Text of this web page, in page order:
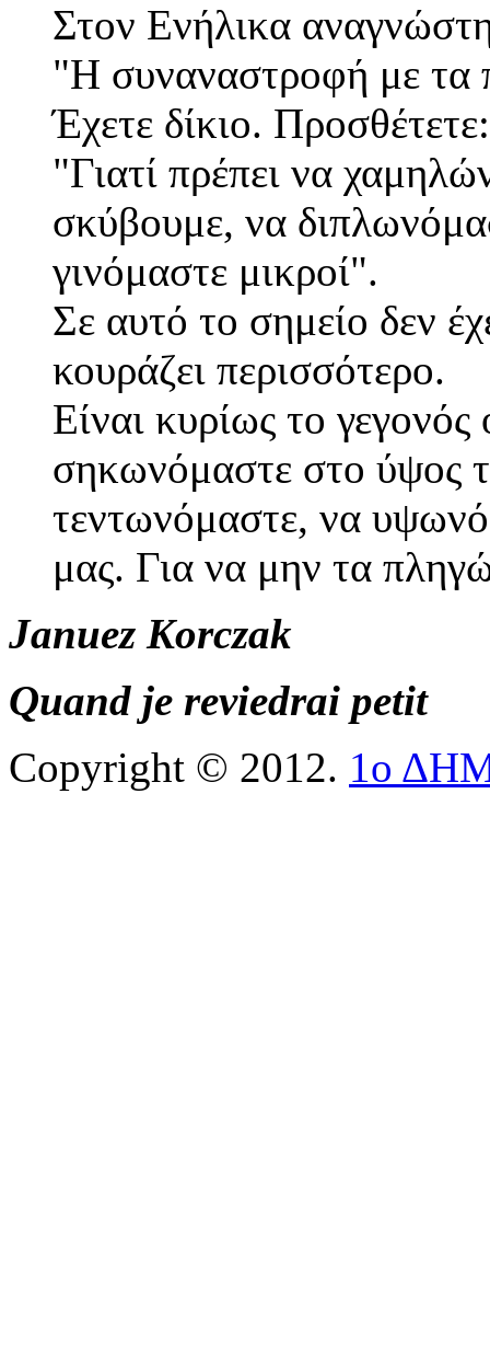
Στον Ενήλικα
"Η συναναστροφή με τα
Έχετε δίκιο. Προσθέτετε:
"Γιατί πρέπει να
σκύβουμε, να
γινόμαστε μικροί".
Σε αυτό το σημείο δεν
κουράζει περισσότερο.
Είναι κυρίως το
σηκωνόμαστε στο ύψος
τεντωνόμαστε, να
μας. Για να μην τα
Januez Korczak
Quand je reviedrai petit
Copyright © 2012. 1ο